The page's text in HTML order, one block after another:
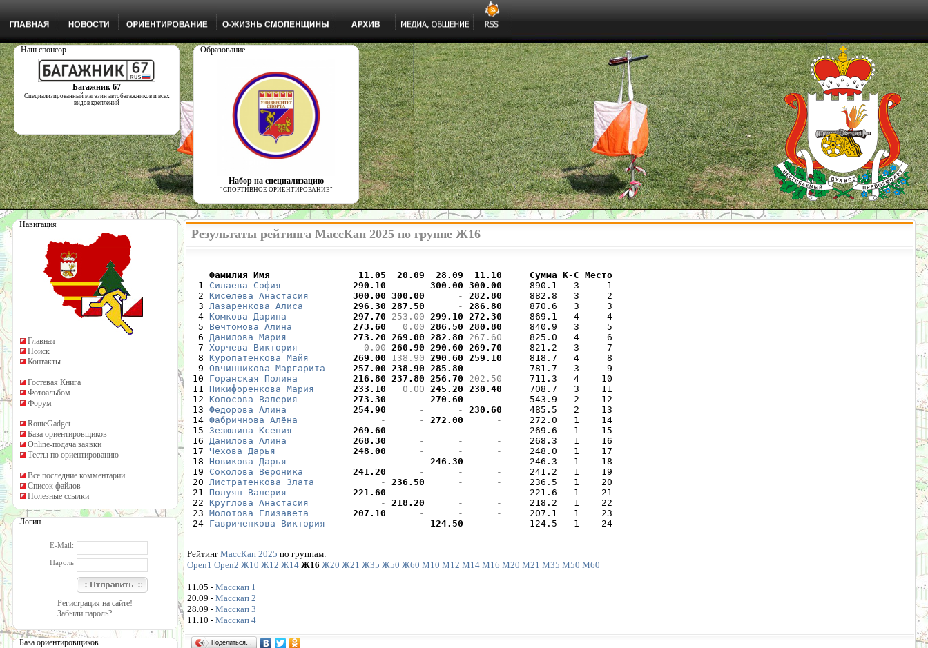
Наш спонсор
Багажник 67
Специализированный магазин автобагажников и всех
видов креплений
Образование
Набор на специализацию
"СПОРТИВНОЕ ОРИЕНТИРОВАНИЕ"
Навигация
Главная
Поиск
Контакты
Гостевая Книга
Фотоальбом
Форум
RouteGadget
База ориентировщиков
Online-подача заявки
Тесты по ориентированию
Все последние комментарии
Список файлов
Полезные ссылки
Логин
E-Mail:
Пароль
Регистрация на сайте!
Забыли пароль?
База ориентировщиков
Результаты рейтинга МассКап 2025 по группе Ж16
    Фамилия Имя
11.05 20.09 28.09 11.10
   Сумма К-С Место
1 Силаева София 290.10
     -
300.00 300.00
    890.1   3     1
  2
Киселева Анастасия 300.00 300.00
     -
282.80
    882.8   3     2
  3
Лазаренкова Алиса 296.30 287.50
     -
286.80
    870.6   3     3
  4
Комкова Дарина 297.70 253.00 299.10 272.30
    869.1   4     4
  5
Вечтомова Алина 273.60
  0.00
286.50 280.80
    840.9   3     5
  6
Данилова Мария 273.20 269.00 282.80 267.60
    825.0   4     6
  7
Хорчева Виктория
  0.00
260.90 290.60 269.70
    821.2   3     7
  8
Куропатенкова Майя 269.00 138.90 290.60 259.10
    818.7   4     8
  9
Овчинникова Маргарита 257.00 238.90 285.80
     -
    781.7   3     9
10 Горанская Полина 216.80 237.80 256.70 202.50
    711.3   4    10
11 Никифоренкова Мария 233.10
  0.00
245.20 230.40
    708.7   3    11
12 Копосова Валерия 273.30
     -
270.60
     -
    543.9   2    12
13 Федорова Алина 254.90
     -
     -
230.60
    485.5   2    13
14 Фабричнова Алёна
     -
     -
272.00
     -
    272.0   1    14
15 Зезюлина Ксения 269.60
     -
     -
     -
    269.6   1    15
16 Данилова Алина 268.30
     -
     -
     -
    268.3   1    16
17 Чехова Дарья 248.00
     -
     -
     -
    248.0   1    17
18 Новикова Дарья
     -
     -
246.30
     -
    246.3   1    18
19 Соколова Вероника 241.20
     -
     -
     -
    241.2   1    19
20 Листратенкова Злата
     -
236.50
     -
     -
    236.5   1    20
21 Полуян Валерия 221.60
     -
     -
     -
    221.6   1    21
22 Круглова Анастасия
     -
218.20
     -
     -
    218.2   1    22
23 Молотова Елизавета 207.10
     -
     -
     -
    207.1   1    23
24 Гавриченкова Виктория
     -
     -
124.50
     -
    124.5   1    24
Рейтинг МассКап 2025 по группам:
Open1 Open2 Ж10 Ж12 Ж14 Ж16 Ж20 Ж21 Ж35 Ж50 Ж60 М10 М12 М14 М16 М20 М21 М35 М50 М60
11.05 - Масскап 1
20.09 - Масскап 2
28.09 - Масскап 3
11.10 - Масскап 4
Поделиться…